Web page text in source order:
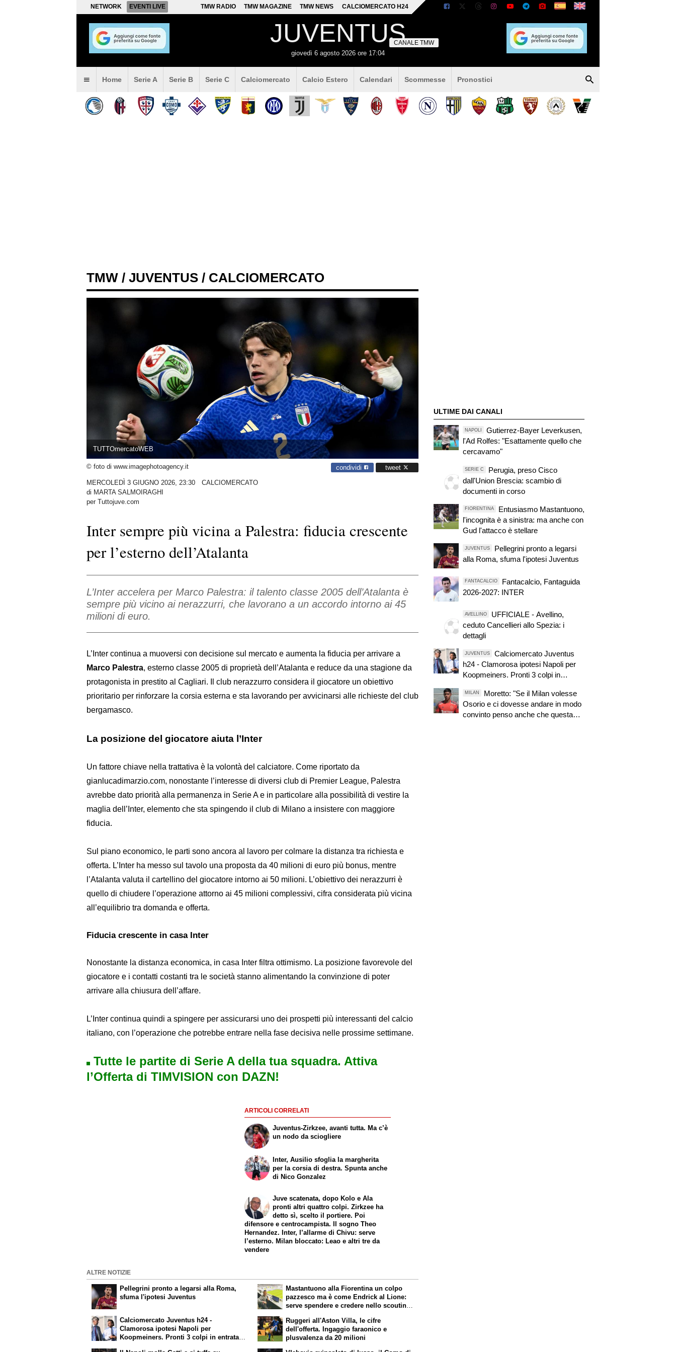
NETWORK EVENTI LIVE TMW RADIO TMW MAGAZINE TMW NEWS CALCIOMERCATO H24
JUVENTUS
giovedì 6 agosto 2026 ore 17:04
CANALE TMW
Home Serie A Serie B Serie C Calciomercato Calcio Estero Calendari Scommesse Pronostici
TMW / JUVENTUS / CALCIOMERCATO
TUTTOmercatoWEB
© foto di www.imagephotoagency.it condividi tweet
MERCOLEDÌ 3 GIUGNO 2026, 23:30
CALCIOMERCATO
di MARTA SALMOIRAGHI
per Tuttojuve.com
Inter sempre più vicina a Palestra: fiducia crescente
per l’esterno dell’Atalanta
L’Inter accelera per Marco Palestra: il talento classe 2005 dell’Atalanta è
sempre più vicino ai nerazzurri, che lavorano a un accordo intorno ai 45
milioni di euro.
L’Inter continua a muoversi con decisione sul mercato e aumenta la fiducia per arrivare a
Marco Palestra, esterno classe 2005 di proprietà dell’Atalanta e reduce da una stagione da
protagonista in prestito al Cagliari. Il club nerazzurro considera il giocatore un obiettivo
prioritario per rinforzare la corsia esterna e sta lavorando per avvicinarsi alle richieste del club
bergamasco.
La posizione del giocatore aiuta l’Inter
Un fattore chiave nella trattativa è la volontà del calciatore. Come riportato da
gianlucadimarzio.com, nonostante l’interesse di diversi club di Premier League, Palestra
avrebbe dato priorità alla permanenza in Serie A e in particolare alla possibilità di vestire la
maglia dell’Inter, elemento che sta spingendo il club di Milano a insistere con maggiore
fiducia.
Sul piano economico, le parti sono ancora al lavoro per colmare la distanza tra richiesta e
offerta. L’Inter ha messo sul tavolo una proposta da 40 milioni di euro più bonus, mentre
l’Atalanta valuta il cartellino del giocatore intorno ai 50 milioni. L’obiettivo dei nerazzurri è
quello di chiudere l’operazione attorno ai 45 milioni complessivi, cifra considerata più vicina
all’equilibrio tra domanda e offerta.
Fiducia crescente in casa Inter
Nonostante la distanza economica, in casa Inter filtra ottimismo. La posizione favorevole del
giocatore e i contatti costanti tra le società stanno alimentando la convinzione di poter
arrivare alla chiusura dell’affare.
L’Inter continua quindi a spingere per assicurarsi uno dei prospetti più interessanti del calcio
italiano, con l’operazione che potrebbe entrare nella fase decisiva nelle prossime settimane.
Tutte le partite di Serie A della tua squadra. Attiva
l’Offerta di TIMVISION con DAZN!
ARTICOLI CORRELATI
Juventus-Zirkzee, avanti tutta. Ma c’è
un nodo da sciogliere
Inter, Ausilio sfoglia la margherita
per la corsia di destra. Spunta anche
di Nico Gonzalez
Juve scatenata, dopo Kolo e Ala
pronti altri quattro colpi. Zirkzee ha
detto sì, scelto il portiere. Poi
difensore e centrocampista. Il sogno Theo
Hernandez. Inter, l’allarme di Chivu: serve
l’esterno. Milan bloccato: Leao e altri tre da
vendere
ALTRE NOTIZIE
Pellegrini pronto a legarsi alla Roma,
sfuma l'ipotesi Juventus
Calciomercato Juventus h24 -
Clamorosa ipotesi Napoli per
Koopmeiners. Pronti 3 colpi in entrata.
Mastantuono alla Fiorentina un colpo
pazzesco ma è come Endrick al Lione:
serve spendere e credere nello scouting
attenzione perché qualcosa sta
cambiando davvero
Ruggeri all'Aston Villa, le cifre
dell'offerta. Ingaggio faraonico e
plusvalenza da 20 milioni
ULTIME DAI CANALI
NAPOLI
Gutierrez-Bayer Leverkusen,
l'Ad Rolfes: "Esattamente quello che
cercavamo"
SERIE C
Perugia, preso Cisco
dall'Union Brescia: scambio di
documenti in corso
FIORENTINA
Entusiasmo Mastantuono,
l'incognita è a sinistra: ma anche con
Gud l'attacco è stellare
JUVENTUS
Pellegrini pronto a legarsi
alla Roma, sfuma l'ipotesi Juventus
FANTACALCIO
Fantacalcio, Fantaguida
2026-2027: INTER
AVELLINO
UFFICIALE - Avellino,
ceduto Cancellieri allo Spezia: i
dettagli
JUVENTUS
Calciomercato Juventus
h24 - Clamorosa ipotesi Napoli per
Koopmeiners. Pronti 3 colpi in
Suzuki, oggi o domani attese novità.
Nuova offerta a Kessiè? Cambiaso,
futuro incerto. Nico-Inter, pista fredda
MILAN
Moretto: "Se il Milan volesse
Osorio e ci dovesse andare in modo
convinto penso anche che questa